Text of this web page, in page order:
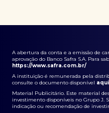
A abertura da conta e a emissão de
aprovação do Banco Safra S.A. Para
https://www.safra.com.br/
A instituição é remunerada pela
consulte o documento disponível aqui
Material Publicitário. Este material
investimento disponíveis no Grupo J.
indicação ou recomendação de